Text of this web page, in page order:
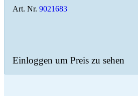
Art. Nr. 9021683
Einloggen um Preis zu sehen